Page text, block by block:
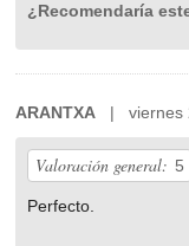
¿Recomendaría
ARANTXA | viernes
Valoración general: 5
Perfecto.